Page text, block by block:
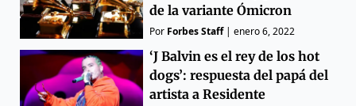
de la variante Ómicron
Por Forbes Staff|enero 6, 2022
‘J Balvin es el rey de los hot
dogs’: respuesta del papá del
artista a Residente